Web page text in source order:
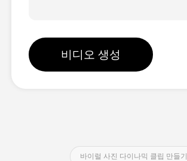
블로그
비디오 생성
바이럴 사진 다이나믹 클립 만들기